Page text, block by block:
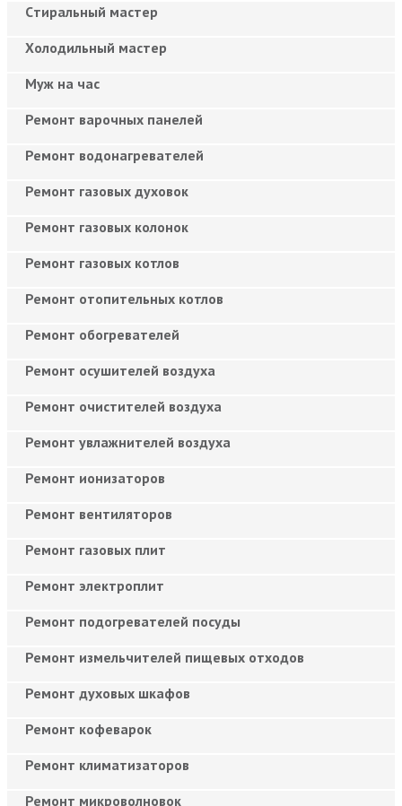
Cтиральный мастер
Холодильный мастер
Муж на час
Ремонт варочных панелей
Ремонт водонагревателей
Ремонт газовых духовок
Ремонт газовых колонок
Ремонт газовых котлов
Ремонт отопительных котлов
Ремонт обогревателей
Ремонт осушителей воздуха
Ремонт очистителей воздуха
Ремонт увлажнителей воздуха
Ремонт ионизаторов
Ремонт вентиляторов
Ремонт газовых плит
Ремонт электроплит
Ремонт подогревателей посуды
Ремонт измельчителей пищевых отходов
Ремонт духовых шкафов
Ремонт кофеварок
Ремонт климатизаторов
Ремонт микроволновок